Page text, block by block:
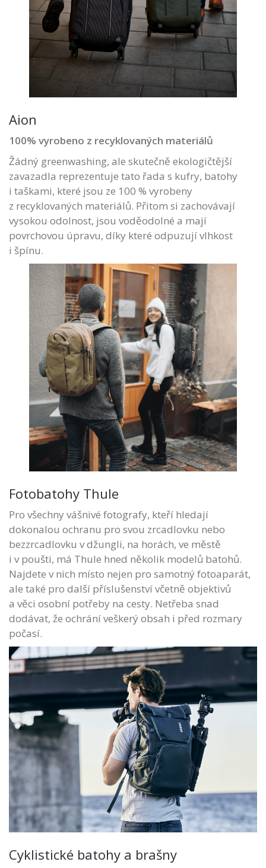
Aion
100% vyrobeno z recyklovaných materiálů
Žádný greenwashing, ale skutečně ekologičtější
zavazadla reprezentuje tato řada s kufry, batohy
i taškami, které jsou ze 100 % vyrobeny
z recyklovaných materiálů. Přitom si zachovávají
vysokou odolnost, jsou voděodolné a mají
povrchovou úpravu, díky které odpuzují vlhkost
i špínu.
Fotobatohy Thule
Pro všechny vášnivé fotografy, kteří hledají
dokonalou ochranu pro svou zrcadlovku nebo
bezzrcadlovku v džungli, na horách, ve městě
i v poušti, má Thule hned několik modelů batohů.
Najdete v nich místo nejen pro samotný fotoaparát,
ale také pro další příslušenství včetně objektivů
a věci osobní potřeby na cesty. Netřeba snad
dodávat, že ochrání veškerý obsah i před rozmary
počasí.
Cyklistické batohy a brašny